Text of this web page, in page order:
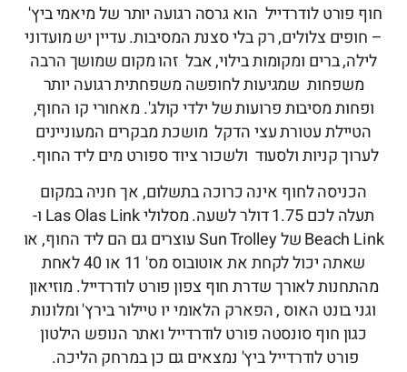
חוף פורט לודרדייל הוא גרסה רגועה יותר של מיאמי ביץ'
– חופים צלולים, רק בלי סצנת המסיבות. עדיין יש מועדוני
לילה, ברים ומקומות בילוי, אבל זהו מקום שמושך הרבה
משפחות שמגיעות לחופשה משפחתית רגועה יותר
ופחות מסיבות פרועות של ילדי קולג'. מאחורי קו החוף,
הטיילת עטורת עצי הדקל מושכת מבקרים המעוניינים
לערוך קניות ולסעוד ולשכור ציוד ספורט מים ליד החוף.
הכניסה לחוף אינה כרוכה בתשלום, אך חניה במקום
תעלה לכם 1.75 דולר לשעה. מסלולי Las Olas Link ו-
Beach Link של Sun Trolley עוצרים גם הם ליד החוף, או
שאתה יכול לקחת את אוטובוס מס' 11 או 40 לאחת
מהתחנות לאורך שדרת חוף צפון פורט לודרדייל. מוזיאון
וגני בונט האוס , הפארק הלאומי יו טיילור בירץ' ומלונות
כגון חוף סונסטה פורט לודרדייל ואתר הנופש הילטון
פורט לודרדייל ביץ' נמצאים גם כן במרחק הליכה.